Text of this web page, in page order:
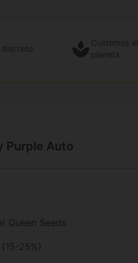
discreto
Cuidemos el
planeta
Purple Auto
Queen Seeds
25%)